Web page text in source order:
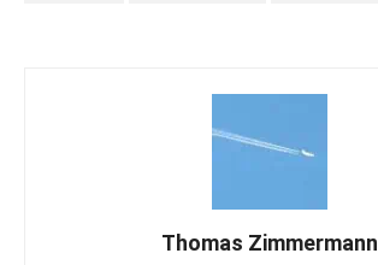
Thomas Zimmermann